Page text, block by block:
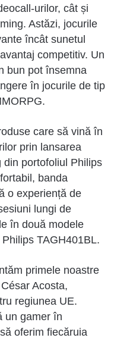
urilor, cât și
Astăzi, jocurile
încât sunetul
competitiv. Un
bun pot însemna
în jocurile de tip
care să vină în
prin lansarea
din portofoliul Philips
banda
o experiență de
lungi de
în două modele
TAGH401BL.
primele noastre
Acosta,
regiunea UE.
un gamer în
oferim fiecăruia